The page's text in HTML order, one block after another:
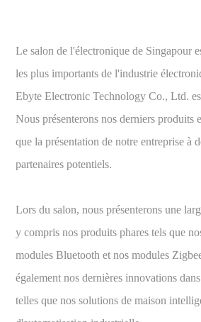
Le salon de l'électronique de Singapour
les plus importants de l'industrie
Ebyte Electronic Technology Co., Ltd.
Nous présenterons nos derniers produits
que la présentation de notre entreprise à
partenaires potentiels.
Lors du salon, nous présenterons une
y compris nos produits phares tels que
modules Bluetooth et nos modules
également nos dernières innovations
telles que nos solutions de maison